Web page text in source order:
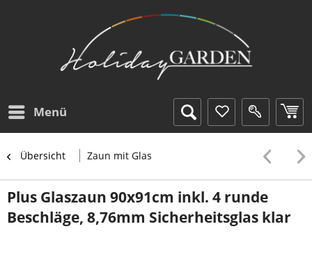
Menü
Übersicht Zaun mit Glas
Plus Glaszaun 90x91cm inkl. 4 runde
Beschläge, 8,76mm Sicherheitsglas klar